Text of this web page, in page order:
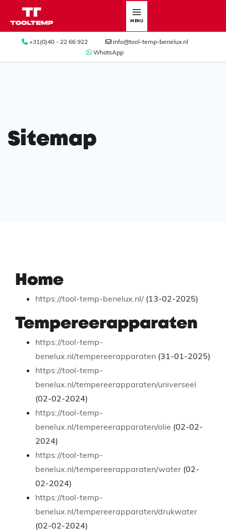
+31(0)40 - 22 66 922
info@tool-temp-benelux.nl
WhatsApp
MENU
Sitemap
Home
https://tool-temp-benelux.nl/ (13-02-2025)
Tempereerapparaten
https://tool-temp-
benelux.nl/tempereerapparaten (31-01-2025)
https://tool-temp-
benelux.nl/tempereerapparaten/universeel
(02-02-2024)
https://tool-temp-
benelux.nl/tempereerapparaten/olie (02-02-
2024)
https://tool-temp-
benelux.nl/tempereerapparaten/water (02-
02-2024)
https://tool-temp-
benelux.nl/tempereerapparaten/drukwater
(02-02-2024)